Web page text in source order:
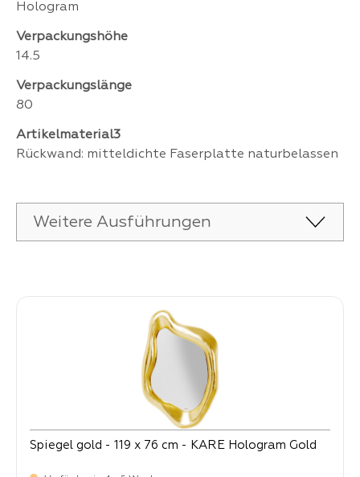
Hologram
Verpackungshöhe
14.5
Verpackungslänge
80
Artikelmaterial3
Rückwand: mitteldichte Faserplatte naturbelassen
Weitere Ausführungen
Spiegel gold - 119 x 76 cm - KARE Hologram Gold